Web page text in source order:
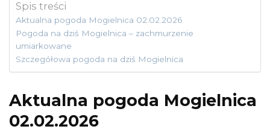
Spis treści
Aktualna pogoda Mogielnica 02.02.2026
Pogoda na dziś Mogielnica – zachmurzenie
umiarkowane
Szczegółowa pogoda na dziś Mogielnica
Aktualna pogoda Mogielnica
02.02.2026